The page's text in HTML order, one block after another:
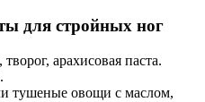
для стройных ног
арахисовая паста.
тушеные овощи с маслом,